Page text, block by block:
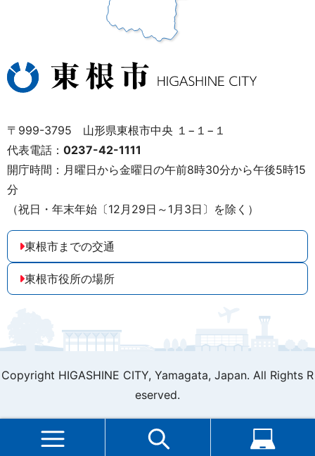
〒999-3795 山形県東根市中央 １−１−１
代表電話： 0237-42-1111
開庁時間：月曜日から金曜日の午前8時30分から午後5時15
分
（祝日・年末年始〔12月29日～1月3日〕を除く）
東根市までの交通
東根市役所の場所
Copyright HIGASHINE CITY, Yamagata, Japan. All Rights R
eserved.